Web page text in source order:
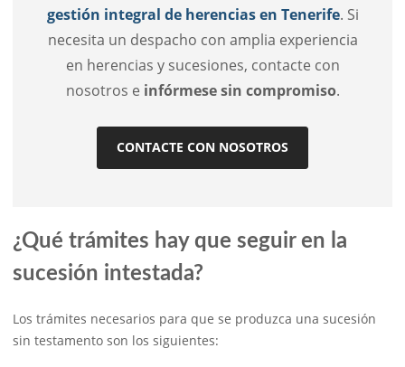
gestión integral de herencias en Tenerife. Si
necesita un despacho con amplia experiencia
en herencias y sucesiones, contacte con
nosotros e infórmese sin compromiso.
CONTACTE CON NOSOTROS
¿Qué trámites hay que seguir en la
sucesión intestada?
Los trámites necesarios para que se produzca una sucesión
sin testamento son los siguientes: